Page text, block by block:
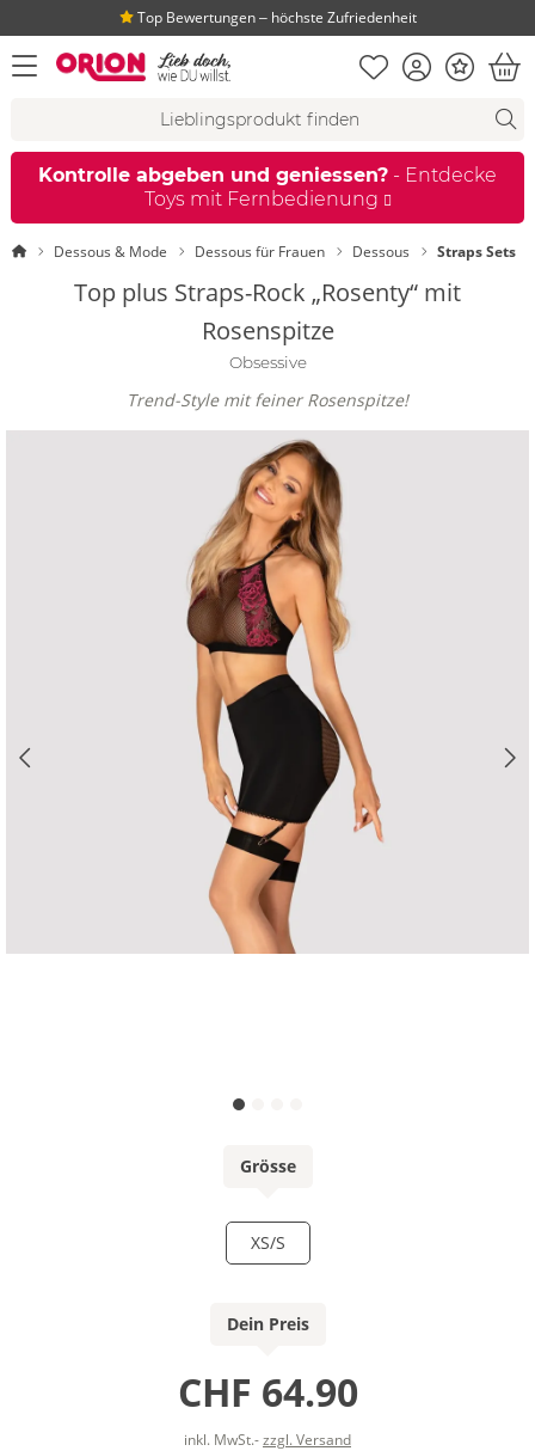
Top Bewertungen ‒ höchste Zufriedenheit
Menü öffnen Merkliste
KontoBonus
Kontrolle abgeben und geniessen? - Entdecke
Toys mit Fernbedienung
StartseiteDessous & Mode Dessous für Frauen Dessous Straps Sets
Top plus Straps-Rock „Rosenty“ mit
Rosenspitze
Obsessive
Trend-Style mit feiner Rosenspitze!
Grösse
XS/S
Dein Preis
CHF 64.90
inkl. MwSt.-zzgl. Versand